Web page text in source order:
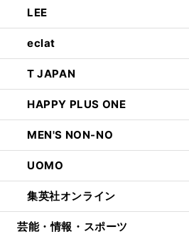
LEE
eclat
T JAPAN
HAPPY PLUS ONE
MEN'S NON-NO
UOMO
集英社オンライン
芸能・情報・スポーツ